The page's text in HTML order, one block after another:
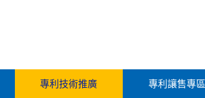
專利技術推廣 專利讓售專區